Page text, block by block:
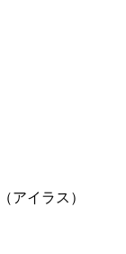
アイラス）